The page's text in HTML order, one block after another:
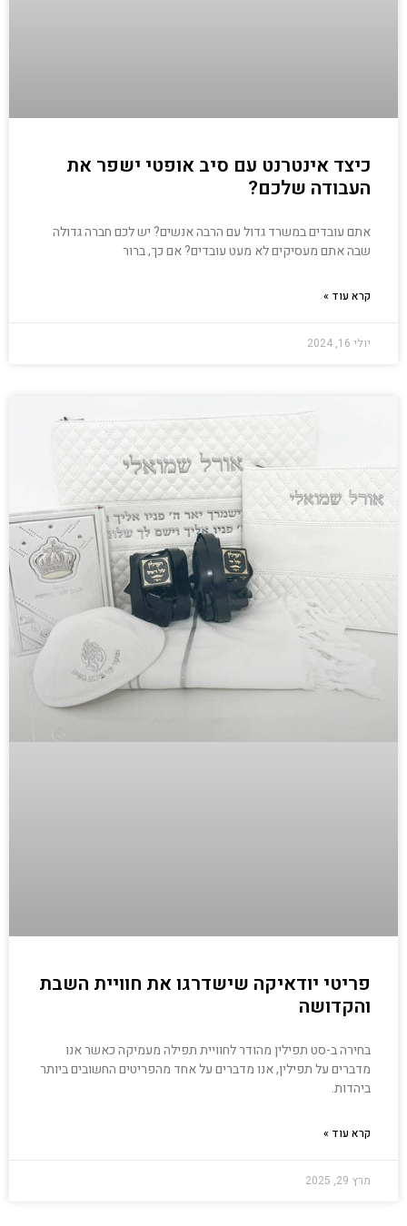
כיצד אינטרנט עם סיב אופטי ישפר את
העבודה שלכם?
אתם עובדים במשרד גדול עם הרבה אנשים? יש לכם חברה גדולה
שבה אתם מעסיקים לא מעט עובדים? אם כך, ברור
קרא עוד »
יולי 16, 2024
פריטי יודאיקה שישדרגו את חוויית השבת
והקדושה
בחירה ב-סט תפילין מהודר לחוויית תפילה מעמיקה כאשר אנו
מדברים על תפילין, אנו מדברים על אחד מהפריטים החשובים ביותר
ביהדות.
קרא עוד »
מרץ 29, 2025